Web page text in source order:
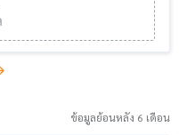
ข้อมูลย้อนหลัง 6 เดือน